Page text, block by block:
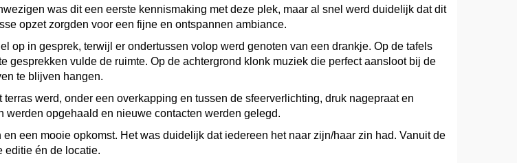
was dit een eerste kennismaking met deze plek, maar al snel werd duidelijk dat dit
opzet zorgden voor een fijne en ontspannen ambiance.
op in gesprek, terwijl er ondertussen volop werd genoten van een drankje. Op de tafels
vulde de ruimte. Op de achtergrond klonk muziek die perfect aansloot bij de
te blijven hangen.
werd, onder een overkapping en tussen de sfeerverlichting, druk nagepraat en
opgehaald en nieuwe contacten werden gelegd.
een mooie opkomst. Het was duidelijk dat iedereen het naar zijn/haar zin had. Vanuit de
editie én de locatie.